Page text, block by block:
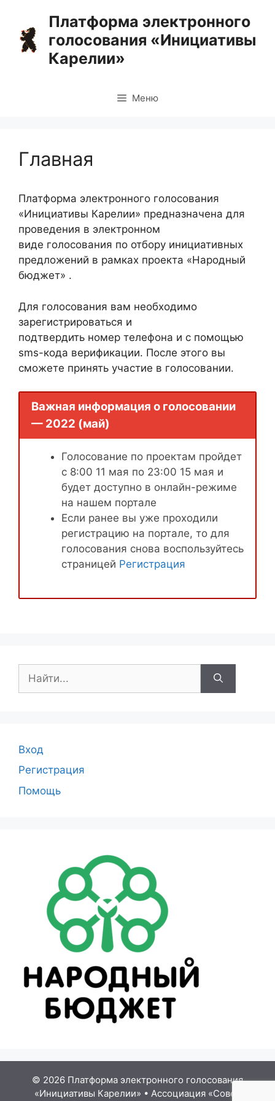
содержимому
Платформа электронного
голосования «Инициативы
Карелии»
Меню
Главная
Платформа электронного голосования
«Инициативы Карелии» предназначена для
проведения в электронном
виде голосования по отбору инициативных
предложений в рамках проекта «Народный
бюджет» .
Для голосования вам необходимо
зарегистрироваться и
подтвердить номер телефона и с помощью
sms-кода верификации. После этого вы
сможете принять участие в голосовании.
Важная информация о голосовании
— 2022 (май)
Голосование по проектам пройдет
с 8:00 11 мая по 23:00 15 мая и
будет доступно в онлайн-режиме
на нашем портале
Если ранее вы уже проходили
регистрацию на портале, то для
голосования снова воспользуйтесь
страницей Регистрация
Вход
Регистрация
Помощь
© 2026 Платформа электронного голосования
«Инициативы Карелии» • Ассоциация «Совет